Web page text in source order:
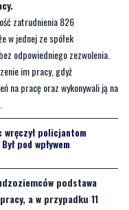
odpowiedniego zezwolenia.
im pracy, gdyż
na pracę oraz wykonywali ją na
policjantom
pod wpływem
podstawa
a w przypadku 11
budownictwie i hotelarstwie.
120 przypadkach pracodawca